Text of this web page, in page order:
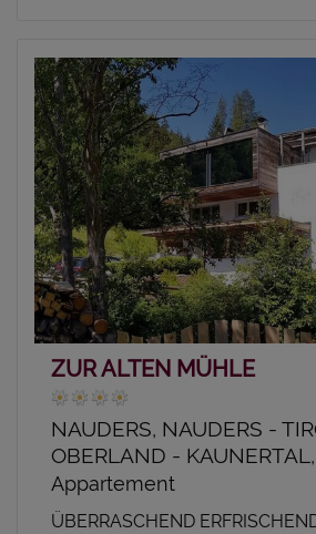
ZUR ALTEN MÜHLE
NAUDERS, NAUDERS -
OBERLAND - KAUNERTAL,
Appartement
ÜBERRASCHEND